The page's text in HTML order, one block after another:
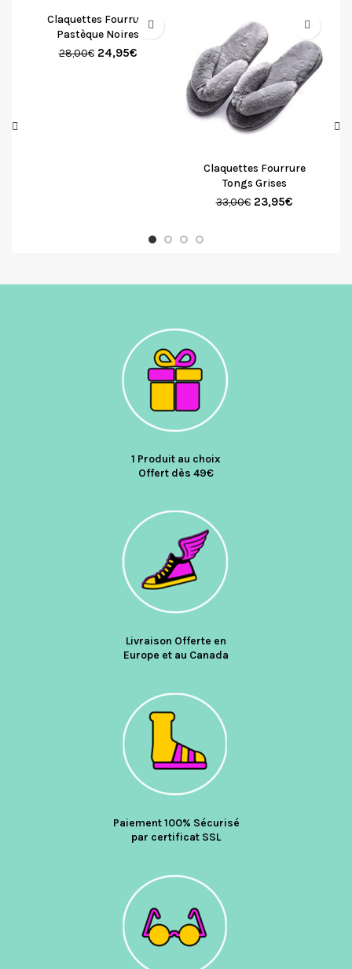
Claquettes Fourrure
Pastèque Noires
28,00€ 24,95€
Claquettes Fourrure
Tongs Grises
33,00€ 23,95€
1 Produit au choix
Offert dès 49€
Livraison Offerte en
Europe et au Canada
Paiement 100% Sécurisé
par certificat SSL